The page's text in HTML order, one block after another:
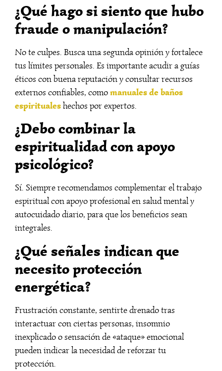
¿Qué hago si siento que hubo
fraude o manipulación?
No te culpes. Busca una segunda opinión y fortalece
tus límites personales. Es importante acudir a guías
éticos con buena reputación y consultar recursos
externos confiables, comomanuales de baños
espiritualeshechos por expertos.
¿Debo combinar la
espiritualidad con apoyo
psicológico?
Sí. Siempre recomendamos complementar el trabajo
espiritual con apoyo profesional en salud mental y
autocuidado diario, para que los beneficios sean
integrales.
¿Qué señales indican que
necesito protección
energética?
Frustración constante, sentirte drenado tras
interactuar con ciertas personas, insomnio
inexplicado o sensación de «ataque» emocional
pueden indicar la necesidad de reforzar tu
protección.